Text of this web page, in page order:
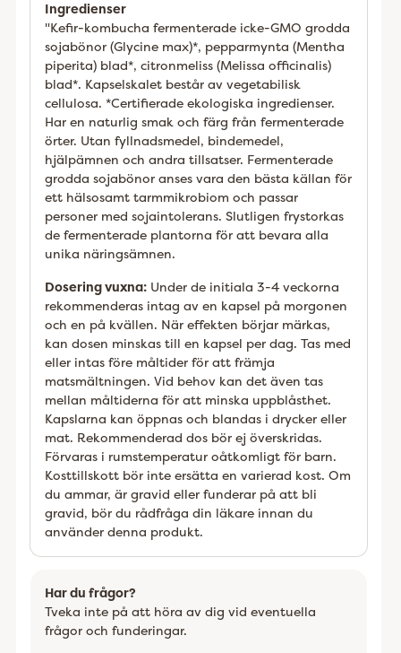
Ingredienser
"Kefir-kombucha fermenterade icke-GMO grodda
sojabönor (Glycine max)*, pepparmynta (Mentha
piperita) blad*, citronmeliss (Melissa officinalis)
blad*. Kapselskalet består av vegetabilisk
cellulosa. *Certifierade ekologiska ingredienser.
Har en naturlig smak och färg från fermenterade
örter. Utan fyllnadsmedel, bindemedel,
hjälpämnen och andra tillsatser. Fermenterade
grodda sojabönor anses vara den bästa källan för
ett hälsosamt tarmmikrobiom och passar
personer med sojaintolerans. Slutligen frystorkas
de fermenterade plantorna för att bevara alla
unika näringsämnen.
Dosering vuxna:Under de initiala 3-4 veckorna
rekommenderas intag av en kapsel på morgonen
och en på kvällen. När effekten börjar märkas,
kan dosen minskas till en kapsel per dag. Tas med
eller intas före måltider för att främja
matsmältningen. Vid behov kan det även tas
mellan måltiderna för att minska uppblåsthet.
Kapslarna kan öppnas och blandas i drycker eller
mat. Rekommenderad dos bör ej överskridas.
Förvaras i rumstemperatur oåtkomligt för barn.
Kosttillskott bör inte ersätta en varierad kost. Om
du ammar, är gravid eller funderar på att bli
gravid, bör du rådfråga din läkare innan du
använder denna produkt.
Har du frågor?
Tveka inte på att höra av dig vid eventuella
frågor och funderingar.